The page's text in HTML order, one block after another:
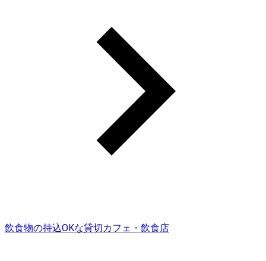
飲食物の持込OKな貸切カフェ・飲食店